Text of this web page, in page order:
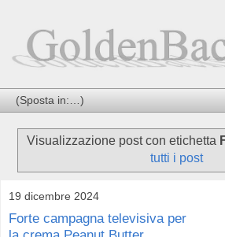
Visualizzazione post con etichetta
tutti i post
19 dicembre 2024
Forte campagna televisiva per